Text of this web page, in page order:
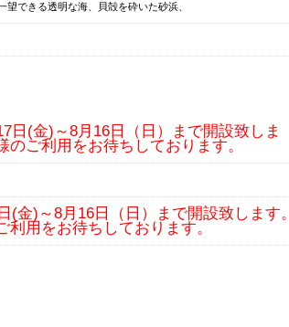
できる透明な海、貝殻を砕いた砂浜、
日(金)～8月16日（日）まで開設致しま
のご利用をお待ちしております。
(金)～8月16日（日）まで開設致します。
利用をお待ちしております。